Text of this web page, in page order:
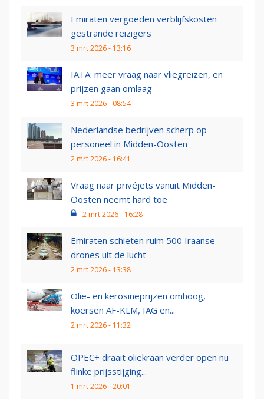
Emiraten vergoeden verblijfskosten
gestrande reizigers
3 mrt 2026 - 13:16
IATA: meer vraag naar vliegreizen, en
prijzen gaan omlaag
3 mrt 2026 - 08:54
Nederlandse bedrijven scherp op
personeel in Midden-Oosten
2 mrt 2026 - 16:41
Vraag naar privéjets vanuit Midden-
Oosten neemt hard toe
2 mrt 2026 - 16:28
Emiraten schieten ruim 500 Iraanse
drones uit de lucht
2 mrt 2026 - 13:38
Olie- en kerosineprijzen omhoog,
koersen AF-KLM, IAG en...
2 mrt 2026 - 11:32
OPEC+ draait oliekraan verder open nu
flinke prijsstijging...
1 mrt 2026 - 20:01